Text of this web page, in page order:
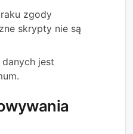
zgody
skrypty nie są
jest